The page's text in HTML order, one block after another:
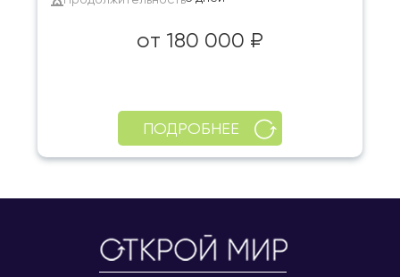
от 180 000 ₽
ПОДРОБНЕЕ